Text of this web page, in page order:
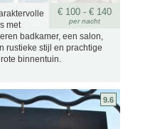
€ 100 - € 140
per nacht
met
badkamer, een salon,
rustieke stijl en prachtige
binnentuin.
9.6